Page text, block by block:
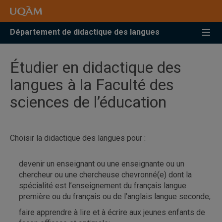
Accéder
recherche
Accéder
menu
pricipal
Accéder
zone
Département de didactique des langues
Étudier en didactique des
langues à la Faculté des
sciences de l’éducation
Choisir la didactique des langues pour :
devenir un enseignant ou une enseignante ou un
chercheur ou une chercheuse chevronné(e) dont la
spécialité est l’enseignement du français langue
première ou du français ou de l’anglais langue seconde;
faire apprendre à lire et à écrire aux jeunes enfants de